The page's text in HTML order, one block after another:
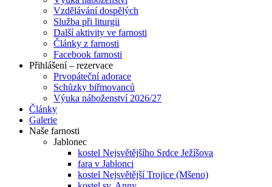
Vzdělávání dospělých
Služba při liturgii
Další aktivity ve farnosti
Články z farnosti
Facebook farnosti
Přihlášení – rezervace
Prvopáteční adorace
Schůzky biřmovanců
Výuka náboženství 2026/27
Články
Galerie
Naše farnosti
Jablonec
kostel Nejsvětějšího Srdce Ježíšova
fara v Jablonci
kostel Nejsvětější Trojice (Mšeno)